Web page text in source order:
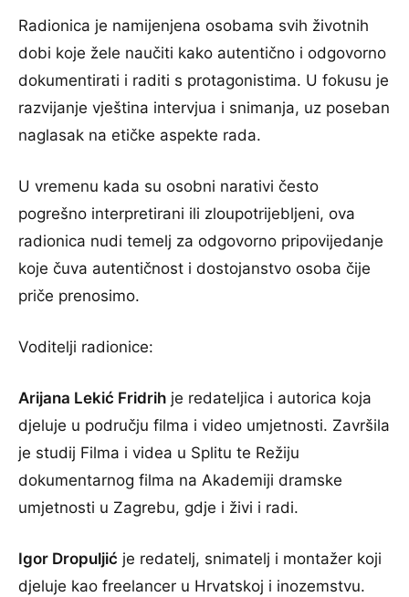
Radionica je namijenjena osobama svih životnih
dobi koje žele naučiti kako autentično i odgovorno
dokumentirati i raditi s protagonistima. U fokusu je
razvijanje vještina intervjua i snimanja, uz poseban
naglasak na etičke aspekte rada.
U vremenu kada su osobni narativi često
pogrešno interpretirani ili zloupotrijebljeni, ova
radionica nudi temelj za odgovorno pripovijedanje
koje čuva autentičnost i dostojanstvo osoba čije
priče prenosimo.
Voditelji radionice:
Arijana Lekić Fridrih je redateljica i autorica koja
djeluje u području filma i video umjetnosti. Završila
je studij Filma i videa u Splitu te Režiju
dokumentarnog filma na Akademiji dramske
umjetnosti u Zagrebu, gdje i živi i radi.
Igor Dropuljić je redatelj, snimatelj i montažer koji
djeluje kao freelancer u Hrvatskoj i inozemstvu.